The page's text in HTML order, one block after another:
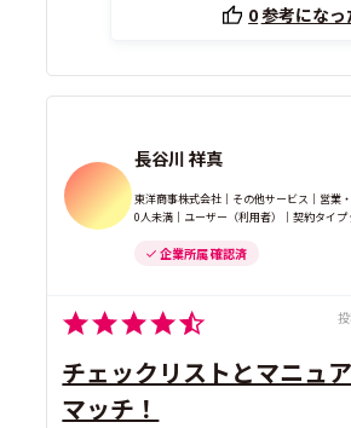
0参考になっ
長谷川 祥真
東洋商事株式会社｜その他サービス｜営業
0人未満｜ユーザー（利用者）｜契約タイプ
企業所属 確認済
チェックリストとマニュ
マッチ！